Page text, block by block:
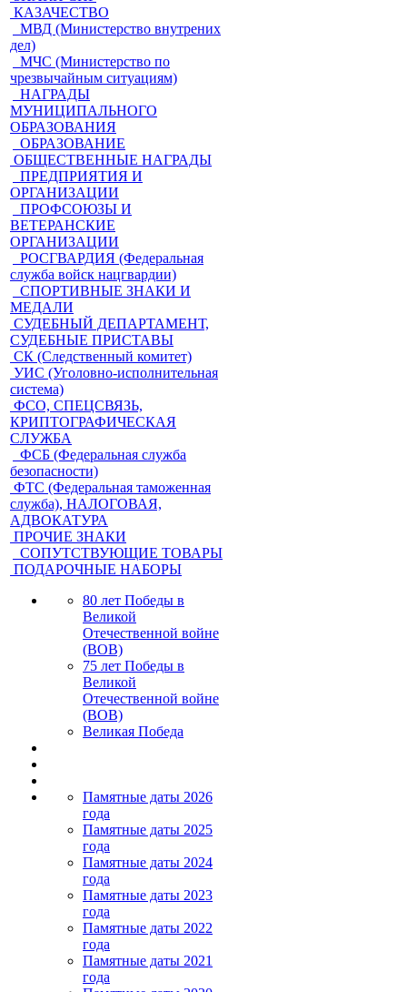
КАЗАЧЕСТВО
МВД (Министерство внутрених
дел)
МЧС (Министерство по
чрезвычайным ситуациям)
НАГРАДЫ
МУНИЦИПАЛЬНОГО
ОБРАЗОВАНИЯ
ОБРАЗОВАНИЕ
ОБЩЕСТВЕННЫЕ НАГРАДЫ
ПРЕДПРИЯТИЯ И
ОРГАНИЗАЦИИ
ПРОФСОЮЗЫ И
ВЕТЕРАНСКИЕ
ОРГАНИЗАЦИИ
РОСГВАРДИЯ (Федеральная
служба войск нацгвардии)
СПОРТИВНЫЕ ЗНАКИ И
МЕДАЛИ
СУДЕБНЫЙ ДЕПАРТАМЕНТ,
СУДЕБНЫЕ ПРИСТАВЫ
СК (Следственный комитет)
УИС (Уголовно-исполнительная
система)
ФСО, СПЕЦСВЯЗЬ,
КРИПТОГРАФИЧЕСКАЯ
СЛУЖБА
ФСБ (Федеральная служба
безопасности)
ФТС (Федеральная таможенная
служба), НАЛОГОВАЯ,
АДВОКАТУРА
ПРОЧИЕ ЗНАКИ
СОПУТСТВУЮЩИЕ ТОВАРЫ
ПОДАРОЧНЫЕ НАБОРЫ
80 лет Победы в
Великой
Отечественной войне
(ВОВ)
75 лет Победы в
Великой
Отечественной войне
(ВОВ)
Великая Победа
Памятные даты 2026
года
Памятные даты 2025
года
Памятные даты 2024
года
Памятные даты 2023
года
Памятные даты 2022
года
Памятные даты 2021
года